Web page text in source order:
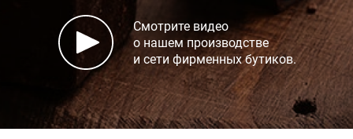
Смотрите видео
о нашем производстве
и сети фирменных бутиков.